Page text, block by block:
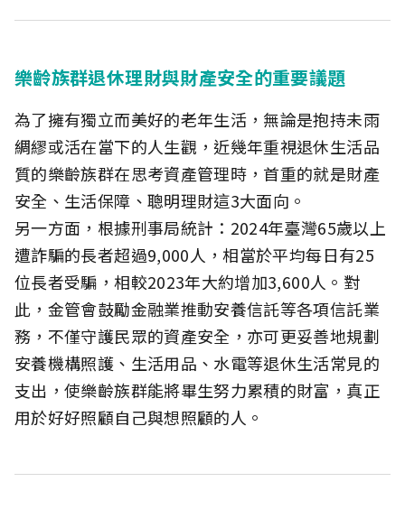
樂齡族群退休理財與財產安全的重要議題
為了擁有獨立而美好的老年生活，無論是抱持未雨
綢繆或活在當下的人生觀，近幾年重視退休生活品
質的樂齡族群在思考資產管理時，首重的就是財產
安全、生活保障、聰明理財這3大面向。
另一方面，根據刑事局統計：2024年臺灣65歲以上
遭詐騙的長者超過9,000人，相當於平均每日有25
位長者受騙，相較2023年大約增加3,600人。對
此，金管會鼓勵金融業推動安養信託等各項信託業
務，不僅守護民眾的資產安全，亦可更妥善地規劃
安養機構照護、生活用品、水電等退休生活常見的
支出，使樂齡族群能將畢生努力累積的財富，真正
用於好好照顧自己與想照顧的人。